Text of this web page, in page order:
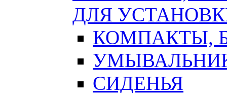
ДЛЯ
КОМПАКТЫ,
СИДЕНЬЯ